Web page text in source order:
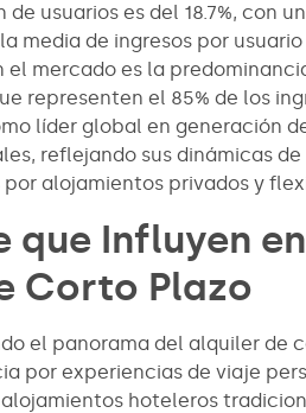
de usuarios es del 18.7%, con
media de ingresos por usuario
el mercado es la
representen el 85% de los
líder global en generación
reflejando sus dinámicas
alojamientos privados y
que Influyen
Corto Plazo
el panorama del alquiler de
por experiencias de viaje
hoteleros